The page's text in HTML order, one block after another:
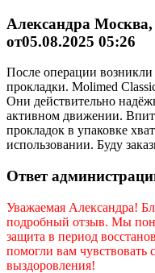
Александра
от05.08.2025 05:26
После операции
прокладки. Molimed
Они действительно
активном движении.
прокладок в упаковке
использовании. Буду
Ответ
Уважаемая Александра!
подробный отзыв. Мы
защита в период
помогли вам чувствовать
выздоровления!